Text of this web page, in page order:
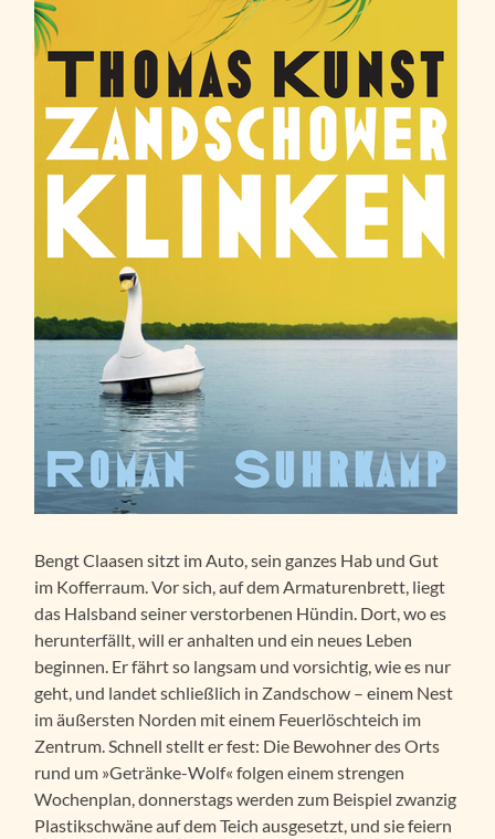
Bengt Claasen sitzt im Auto, sein ganzes Hab und Gut
im Kofferraum. Vor sich, auf dem Armaturenbrett, liegt
das Halsband seiner verstorbenen Hündin. Dort, wo es
herunterfällt, will er anhalten und ein neues Leben
beginnen. Er fährt so langsam und vorsichtig, wie es nur
geht, und landet schließlich in Zandschow – einem Nest
im äußersten Norden mit einem Feuerlöschteich im
Zentrum. Schnell stellt er fest: Die Bewohner des Orts
rund um »Getränke-Wolf« folgen einem strengen
Wochenplan, donnerstags werden zum Beispiel zwanzig
Plastikschwäne auf dem Teich ausgesetzt, und sie feiern